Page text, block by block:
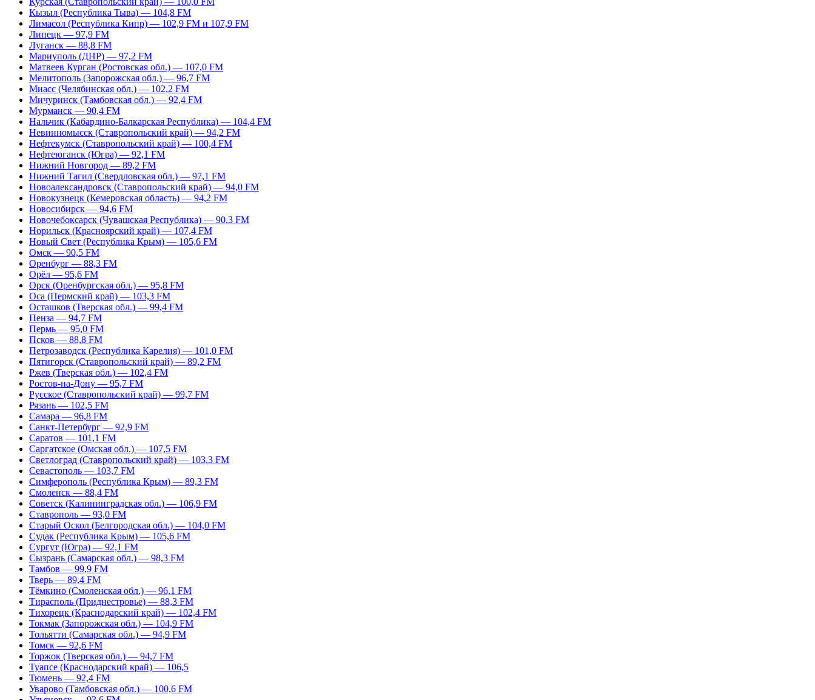
Кызыл (Республика Тыва) — 104,8 FM
Лимасол (Республика Кипр) — 102,9 FM и 107,9 FM
Липецк — 97,9 FM
Луганск — 88,8 FM
Мариуполь (ДНР) — 97,2 FM
Матвеев Курган (Ростовская обл.) — 107,0 FM
Мелитополь (Запорожская обл.) — 96,7 FM
Миасс (Челябинская обл.) — 102,2 FM
Мичуринск (Тамбовская обл.) — 92,4 FM
Мурманск — 90,4 FM
Нальчик (Кабардино-Балкарская Республика) — 104,4 FM
Невинномысск (Ставропольский край) — 94,2 FM
Нефтекумск (Ставропольский край) — 100,4 FM
Нефтеюганск (Югра) — 92,1 FM
Нижний Новгород — 89,2 FM
Нижний Тагил (Свердловская обл.) — 97,1 FM
Новоалександровск (Ставропольский край) — 94,0 FM
Новокузнецк (Кемеровская область) — 94,2 FM
Новосибирск — 94,6 FM
Новочебоксарск (Чувашская Республика) — 90,3 FM
Норильск (Красноярский край) — 107,4 FM
Новый Свет (Республика Крым) — 105,6 FM
Омск — 90,5 FM
Оренбург — 88,3 FM
Орёл — 95,6 FM
Орск (Оренбургская обл.) — 95,8 FM
Оса (Пермский край) — 103,3 FM
Осташков (Тверская обл.) — 99,4 FM
Пенза — 94,7 FM
Пермь — 95,0 FM
Псков — 88,8 FM
Петрозаводск (Республика Карелия) — 101,0 FM
Пятигорск (Ставропольский край) — 89,2 FM
Ржев (Тверская обл.) — 102,4 FM
Ростов-на-Дону — 95,7 FM
Русское (Ставропольский край) — 99,7 FM
Рязань — 102,5 FM
Самара — 96,8 FM
Санкт-Петербург — 92,9 FM
Саратов — 101,1 FM
Саргатское (Омская обл.) — 107,5 FM
Светлоград (Ставропольский край) — 103,3 FM
Севастополь — 103,7 FM
Симферополь (Республика Крым) — 89,3 FM
Смоленск — 88,4 FM
Советск (Калининградская обл.) — 106,9 FM
Ставрополь — 93,0 FM
Старый Оскол (Белгородская обл.) — 104,0 FM
Судак (Республика Крым) — 105,6 FM
Сургут (Югра) — 92,1 FM
Сызрань (Самарская обл.) — 98,3 FM
Тамбов — 99,9 FM
Тверь — 89,4 FM
Тёмкино (Смоленская обл.) — 96,1 FM
Тирасполь (Приднестровье) — 88,3 FM
Тихорецк (Краснодарский край) — 102,4 FM
Токмак (Запорожская обл.) — 104,9 FM
Тольятти (Самарская обл.) — 94,9 FM
Томск — 92,6 FM
Торжок (Тверская обл.) — 94,7 FM
Туапсе (Краснодарский край) — 106,5
Тюмень — 92,4 FM
Уварово (Тамбовская обл.) — 100,6 FM